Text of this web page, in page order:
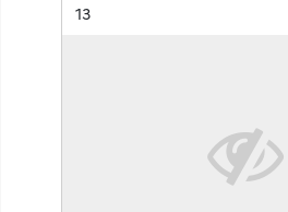
Résultat n°
13